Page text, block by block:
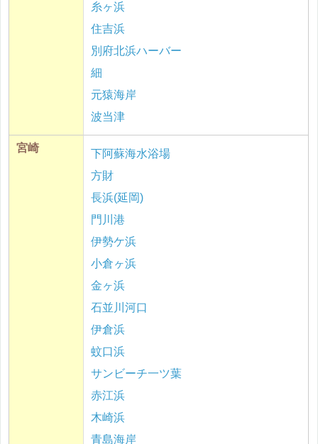
糸ヶ浜
住吉浜
別府北浜ハーバー
細
元猿海岸
波当津
宮崎
下阿蘇海水浴場
方財
長浜(延岡)
門川港
伊勢ケ浜
小倉ヶ浜
金ヶ浜
石並川河口
伊倉浜
蚊口浜
サンビーチ一ツ葉
赤江浜
木崎浜
青島海岸